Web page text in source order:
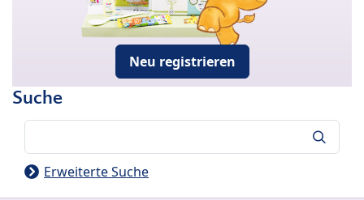
Neu registrieren
Suche
Erweiterte Suche